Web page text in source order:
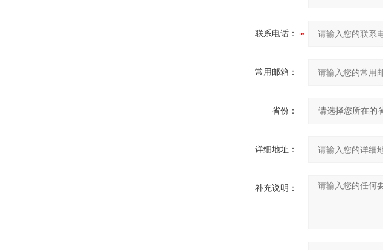
联系电话：
常用邮箱：
省份：
详细地址：
补充说明：